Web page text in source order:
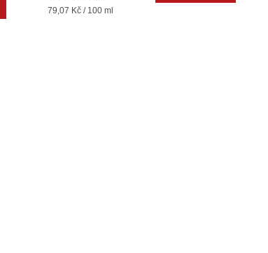
Měrná
79,07 Kč / 100 ml